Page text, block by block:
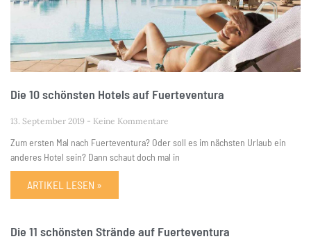
Die 10 schönsten Hotels auf Fuerteventura
13. September 2019 Keine Kommentare
Zum ersten Mal nach Fuerteventura? Oder soll es im nächsten Urlaub ein
anderes Hotel sein? Dann schaut doch mal in
ARTIKEL LESEN »
Die 11 schönsten Strände auf Fuerteventura